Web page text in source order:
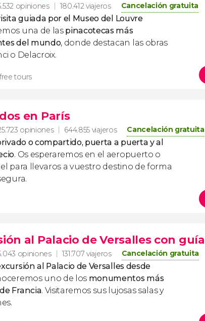
opiniones 180.412 viajeros Cancelación gratuita
guiada por el Museo del Louvre
una de las pinacotecas más
del mundo, donde destacan las obras
o Delacroix.
tours
en París
opiniones 644.855 viajeros Cancelación gratuita
o compartido, puerta a puerta y al
. Os esperaremos en el aeropuerto o
para llevaros a vuestro destino de forma
al Palacio de Versalles con guía
opiniones 131.707 viajeros Cancelación gratuita
al Palacio de Versalles desde
uno de los monumentos más
Francia. Visitaremos sus lujosas salas y